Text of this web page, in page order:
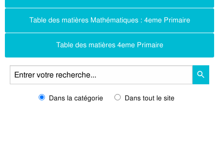
Table des matières Mathématiques : 4eme Primaire
Table des matières 4eme Primaire
Dans la catégorie Dans tout le site